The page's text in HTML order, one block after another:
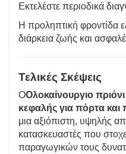
Εκτελέστε περιοδικά
Η προληπτική φροντίδα
διάρκεια ζωής και
Τελικές Σκέψεις
ΟΟλοκαίνουργιο
κεφαλής για πόρτα και
μια αξιόπιστη, υψηλής
κατασκευαστές που
παραγωγικών τους